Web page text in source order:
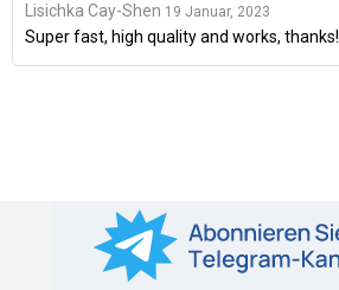
Lisichka Cay-Shen 19 Januar, 2023
Super fast, high quality and works, thanks!